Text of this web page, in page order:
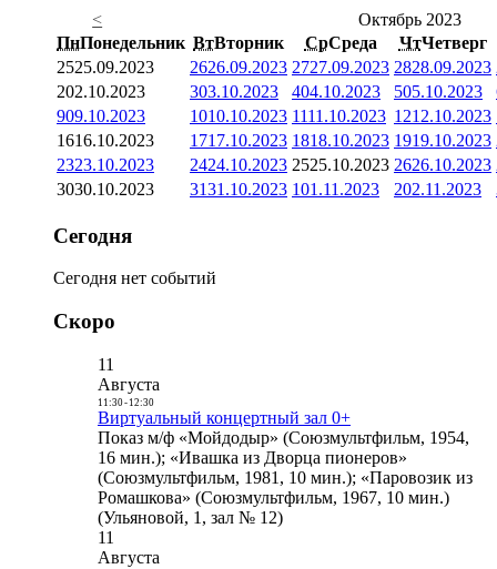
<
Октябрь 2023
ПнПонедельник ВтВторник СрСреда ЧтЧетверг
2525.09.2023 2626.09.2023 2727.09.2023 2828.09.2023
202.10.2023 303.10.2023 404.10.2023 505.10.2023
909.10.2023 1010.10.2023 1111.10.2023 1212.10.2023
1616.10.2023 1717.10.2023 1818.10.2023 1919.10.2023
2323.10.2023 2424.10.2023 2525.10.2023 2626.10.2023
3030.10.2023 3131.10.2023 101.11.2023 202.11.2023
Сегодня
Сегодня нет событий
Скоро
11
Августа
11:30- 12:30
Виртуальный концертный зал 0+
Показ м/ф «Мойдодыр» (Союзмультфильм, 1954,
16 мин.); «Ивашка из Дворца пионеров»
(Союзмультфильм, 1981, 10 мин.); «Паровозик из
Ромашкова» (Союзмультфильм, 1967, 10 мин.)
(Ульяновой, 1, зал № 12)
11
Августа